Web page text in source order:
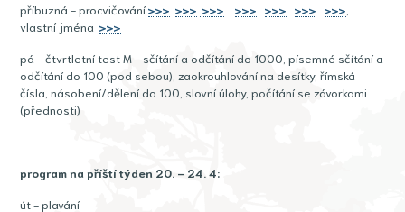
příbuzná - procvičování>>> >>> >>> >>> >>> >>> >>>
vlastní jména >>>
pá - čtvrtletní test M - sčítání a odčítání do 1000, písemné sčítání a
odčítání do 100 (pod sebou), zaokrouhlování na desítky, římská
čísla, násobení/dělení do 100, slovní úlohy, počítání se závorkami
(přednosti)
program na příští týden 20. - 24. 4:
út - plavání